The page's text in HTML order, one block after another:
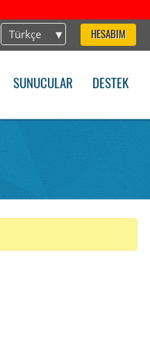
Türkçe HESABIM
SUNUCULAR DESTEK